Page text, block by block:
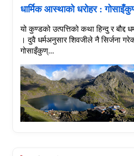
धार्मिक आस्थाको धरोहर :
यो कुण्डको उत्पत्तिको कथा हिन्दु र बौद्द
। दुवै धर्मअनुसार शिवजीले नै सिर्जना
गोसाइँकुण्...